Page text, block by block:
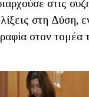
στις
στη
στον τομέα